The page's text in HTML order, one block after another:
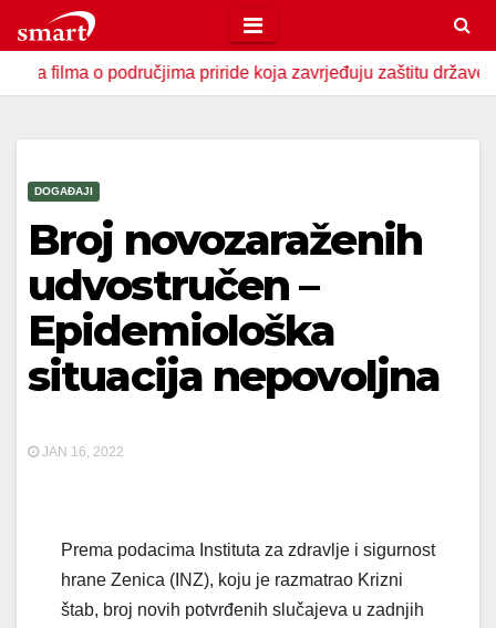
to
content
o područjima priride koja zavrjeđuju zaštitu države U
DOGAĐAJI
Broj novozaraženih
udvostručen –
Epidemiološka
situacija nepovoljna
JAN 16, 2022
Prema podacima Instituta za zdravlje i sigurnost
hrane Zenica (INZ), koju je razmatrao Krizni
štab, broj novih potvrđenih slučajeva u zadnjih